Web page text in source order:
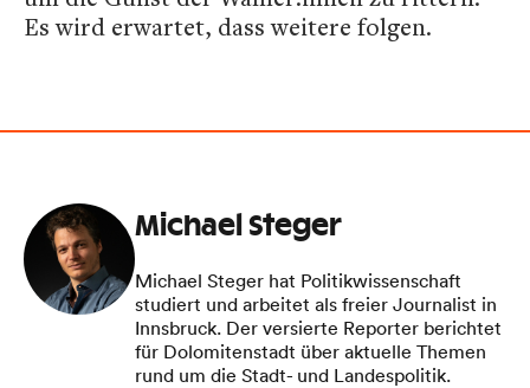
Es wird erwartet, dass weitere folgen.
Michael Steger
Michael Steger hat Politikwissenschaft
studiert und arbeitet als freier Journalist in
Innsbruck. Der versierte Reporter berichtet
für Dolomitenstadt über aktuelle Themen
rund um die Stadt- und Landespolitik.